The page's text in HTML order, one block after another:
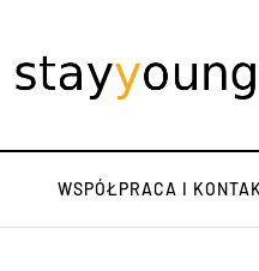
WSPÓŁPRACA I